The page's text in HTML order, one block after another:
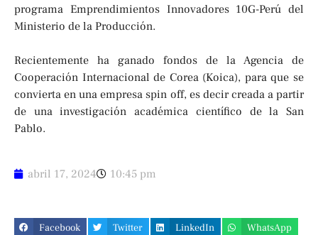
programa Emprendimientos Innovadores 10G-Perú del
Ministerio de la Producción.
Recientemente ha ganado fondos de la Agencia de
Cooperación Internacional de Corea (Koica), para que se
convierta en una empresa spin off, es decir creada a partir
de una investigación académica científico de la San
Pablo.
abril 17, 2024 10:45 pm
Facebook Twitter LinkedIn WhatsApp